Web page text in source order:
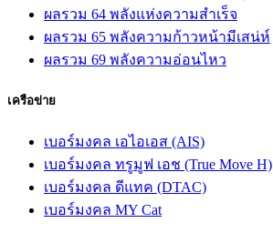
ผลรวม 64 พลังแห่งความสำเร็จ
ผลรวม 65 พลังความก้าวหน้ามีเสน่ห์
ผลรวม 69 พลังความอ่อนไหว
เครือข่าย
เบอร์มงคล เอไอเอส (AIS)
เบอร์มงคล ทรูมูฟ เอช (True Move H)
เบอร์มงคล ดีแทค (DTAC)
เบอร์มงคล MY Cat